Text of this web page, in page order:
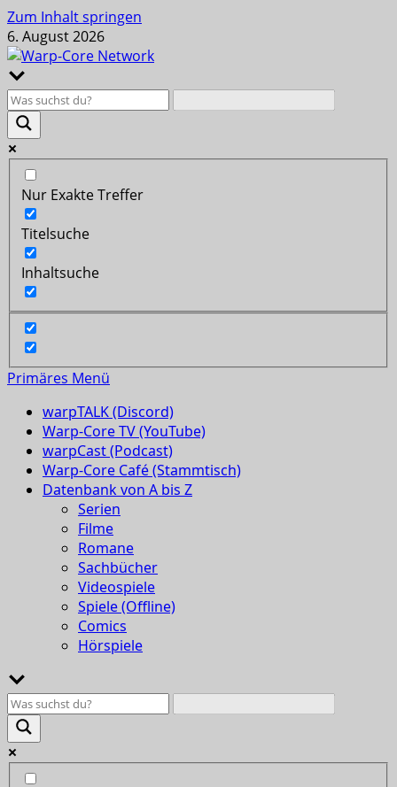
Zum Inhalt springen
6. August 2026
Nur Exakte Treffer
Titelsuche
Inhaltsuche
Primäres Menü
warpTALK (Discord)
Warp-Core TV (YouTube)
warpCast (Podcast)
Warp-Core Café (Stammtisch)
Datenbank von A bis Z
Serien
Filme
Romane
Sachbücher
Videospiele
Spiele (Offline)
Comics
Hörspiele